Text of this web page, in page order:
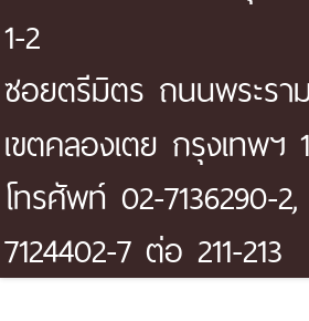
1-2
ซอยตรีมิตร ถนนพระรา
เขตคลองเตย กรุงเทพฯ
โทรศัพท์ 02-7136290-
7124402-7 ต่อ 211-213